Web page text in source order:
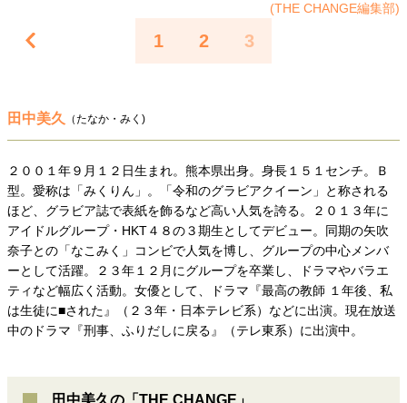
地域とつながる/お金との付き合い方
(THE CHANGE編集部)
1 2 3
田中美久 （たなか・みく)
２００１年９月１２日生まれ。熊本県出身。身長１５１センチ。Ｂ
型。愛称は「みくりん」。「令和のグラビアクイーン」と称される
ほど、グラビア誌で表紙を飾るなど高い人気を誇る。２０１３年に
アイドルグループ・HKT４８の３期生としてデビュー。同期の矢吹
奈子との「なこみく」コンビで人気を博し、グループの中心メンバ
ーとして活躍。２３年１２月にグループを卒業し、ドラマやバラエ
ティなど幅広く活動。女優として、ドラマ『最高の教師 １年後、私
は生徒に■された』（２３年・日本テレビ系）などに出演。現在放送
中のドラマ『刑事、ふりだしに戻る』（テレ東系）に出演中。
田中美久の「THE CHANGE」